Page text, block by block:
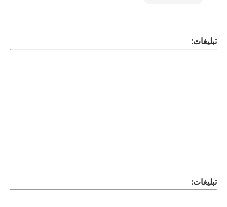
تبلیغات:
تبلیغات: